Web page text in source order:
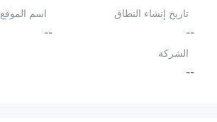
تاريخ إنشاء النطاق
--
اسم الموقع
--
الشركة
--